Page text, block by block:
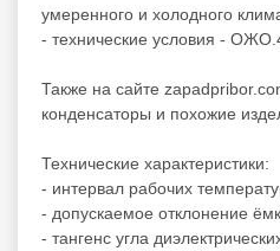
умеренного и холодного
- технические условия -
Также на сайте
конденсаторы и похожие
Технические характеристики:
- интервал рабочих
- допускаемое отклонение
- тангенс угла